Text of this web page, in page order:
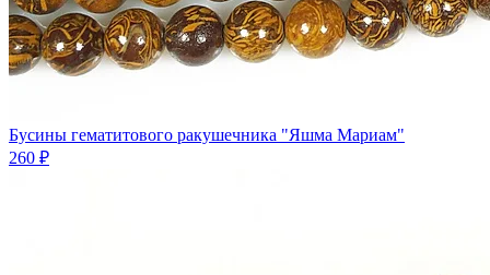
Бусины гематитового ракушечника "Яшма Мариам"
260 ₽